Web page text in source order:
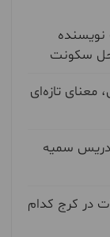
سکونت
معنای تازه‌ای
تدریس سمیه
در کرج کدام